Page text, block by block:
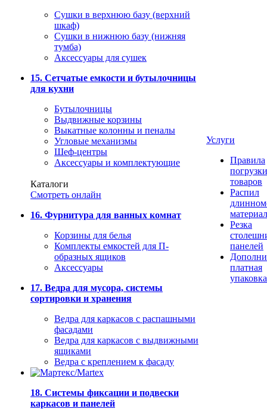
Сушки в верхнюю базу (верхний
шкаф)
Сушки в нижнюю базу (нижняя
тумба)
Аксессуары для сушек
15. Сетчатые емкости и бутылочницы
для кухни
Бутылочницы
Выдвижные корзины
Выкатные колонны и пеналы
Угловые механизмы
Шеф-центры
Аксессуары и комплектующие
Каталоги
Смотреть онлайн
16. Фурнитура для ванных комнат
Корзины для белья
Комплекты емкостей для П-
образных ящиков
Аксессуары
17. Ведра для мусора, системы
сортировки и хранения
Ведра для каркасов с распашными
фасадами
Ведра для каркасов с выдвижными
ящиками
Ведра с креплением к фасаду
18. Системы фиксации и подвески
каркасов и панелей
Услуги
Правила
погрузки
товаров
Распил
Резка
панелей
платная
упаковка